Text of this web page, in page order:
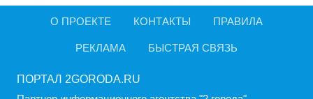
О ПРОЕКТЕ КОНТАКТЫ ПРАВИЛА
РЕКЛАМА БЫСТРАЯ СВЯЗЬ
ПОРТАЛ 2GORODA.RU